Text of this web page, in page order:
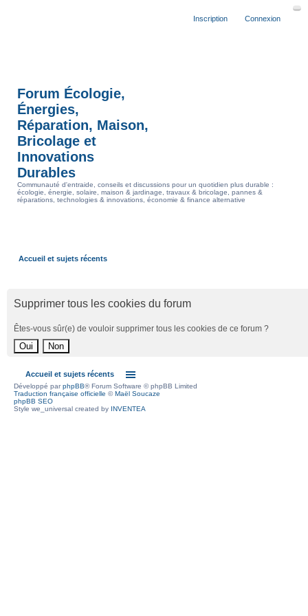
Connexion
Inscription
Forum Écologie,
Énergies,
Réparation, Maison,
Bricolage et
Innovations
Durables
Communauté d'entraide, conseils et discussions pour un quotidien plus durable :
écologie, énergie, solaire, maison & jardinage, travaux & bricolage, pannes &
réparations, technologies & innovations, économie & finance alternative
Accueil et sujets récents
Supprimer tous les cookies du forum
Êtes-vous sûr(e) de vouloir supprimer tous les cookies de ce forum ?
Accueil et sujets récents
Développé parphpBB® Forum Software © phpBB Limited
Traduction française officielle ©Maël Soucaze
phpBB SEO
Style we_universal created by INVENTEA